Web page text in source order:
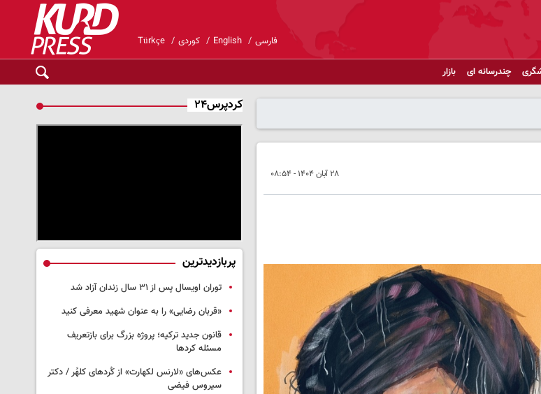
فارسی English کوردی Türkçe
چندرسانه ای بازار
۲۸ آبان ۱۴۰۴ - ۰۸:۵۴
کردپرس۲۴
پربازدیدترین
توران اویسال پس از ۳۱ سال زندان آزاد شد
«قربان رضایی» را به عنوان شهید معرفی کنید
قانون جدید ترکیه؛ پروژه بزرگ‌ برای بازتعریف
مسئله کردها
عکس‌های «لارنس لکهارت» از کُردهای کلهُر / دکتر
سیروس فیضی